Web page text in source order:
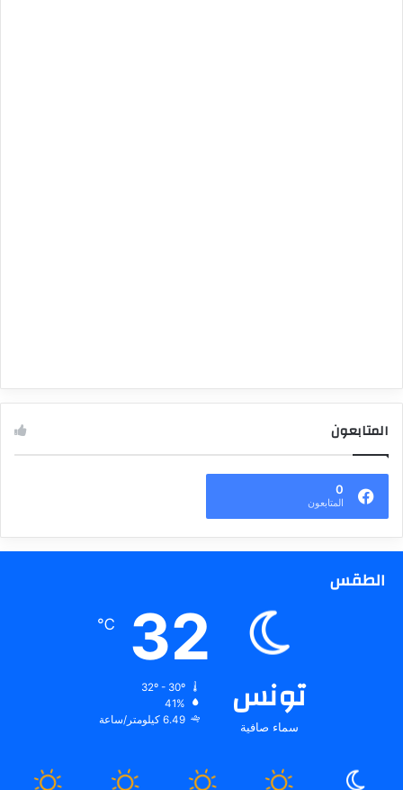
المتابعون
0
المتابعون
الطقس
تونس
سماء صافية
32
℃
41%
6.49 كيلومتر/ساعة